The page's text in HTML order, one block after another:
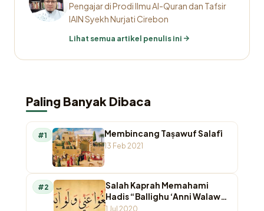
Pengajar di Prodi Ilmu Al-Quran dan Tafsir
IAIN Syekh Nurjati Cirebon
Lihat semua artikel penulis ini
Paling Banyak Dibaca
#1 Membincang Taṣawuf Salafī
13 Feb 2021
#2
Salah Kaprah Memahami
Hadis “Ballighu ‘Anni Walaw
Ayah”
1 Jul 2020